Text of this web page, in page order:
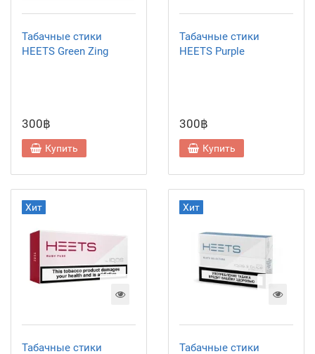
Табачные стики
HEETS Green Zing
300฿
Купить
Табачные стики
HEETS Purple
300฿
Купить
Хит
Табачные стики
Хит
Табачные стики